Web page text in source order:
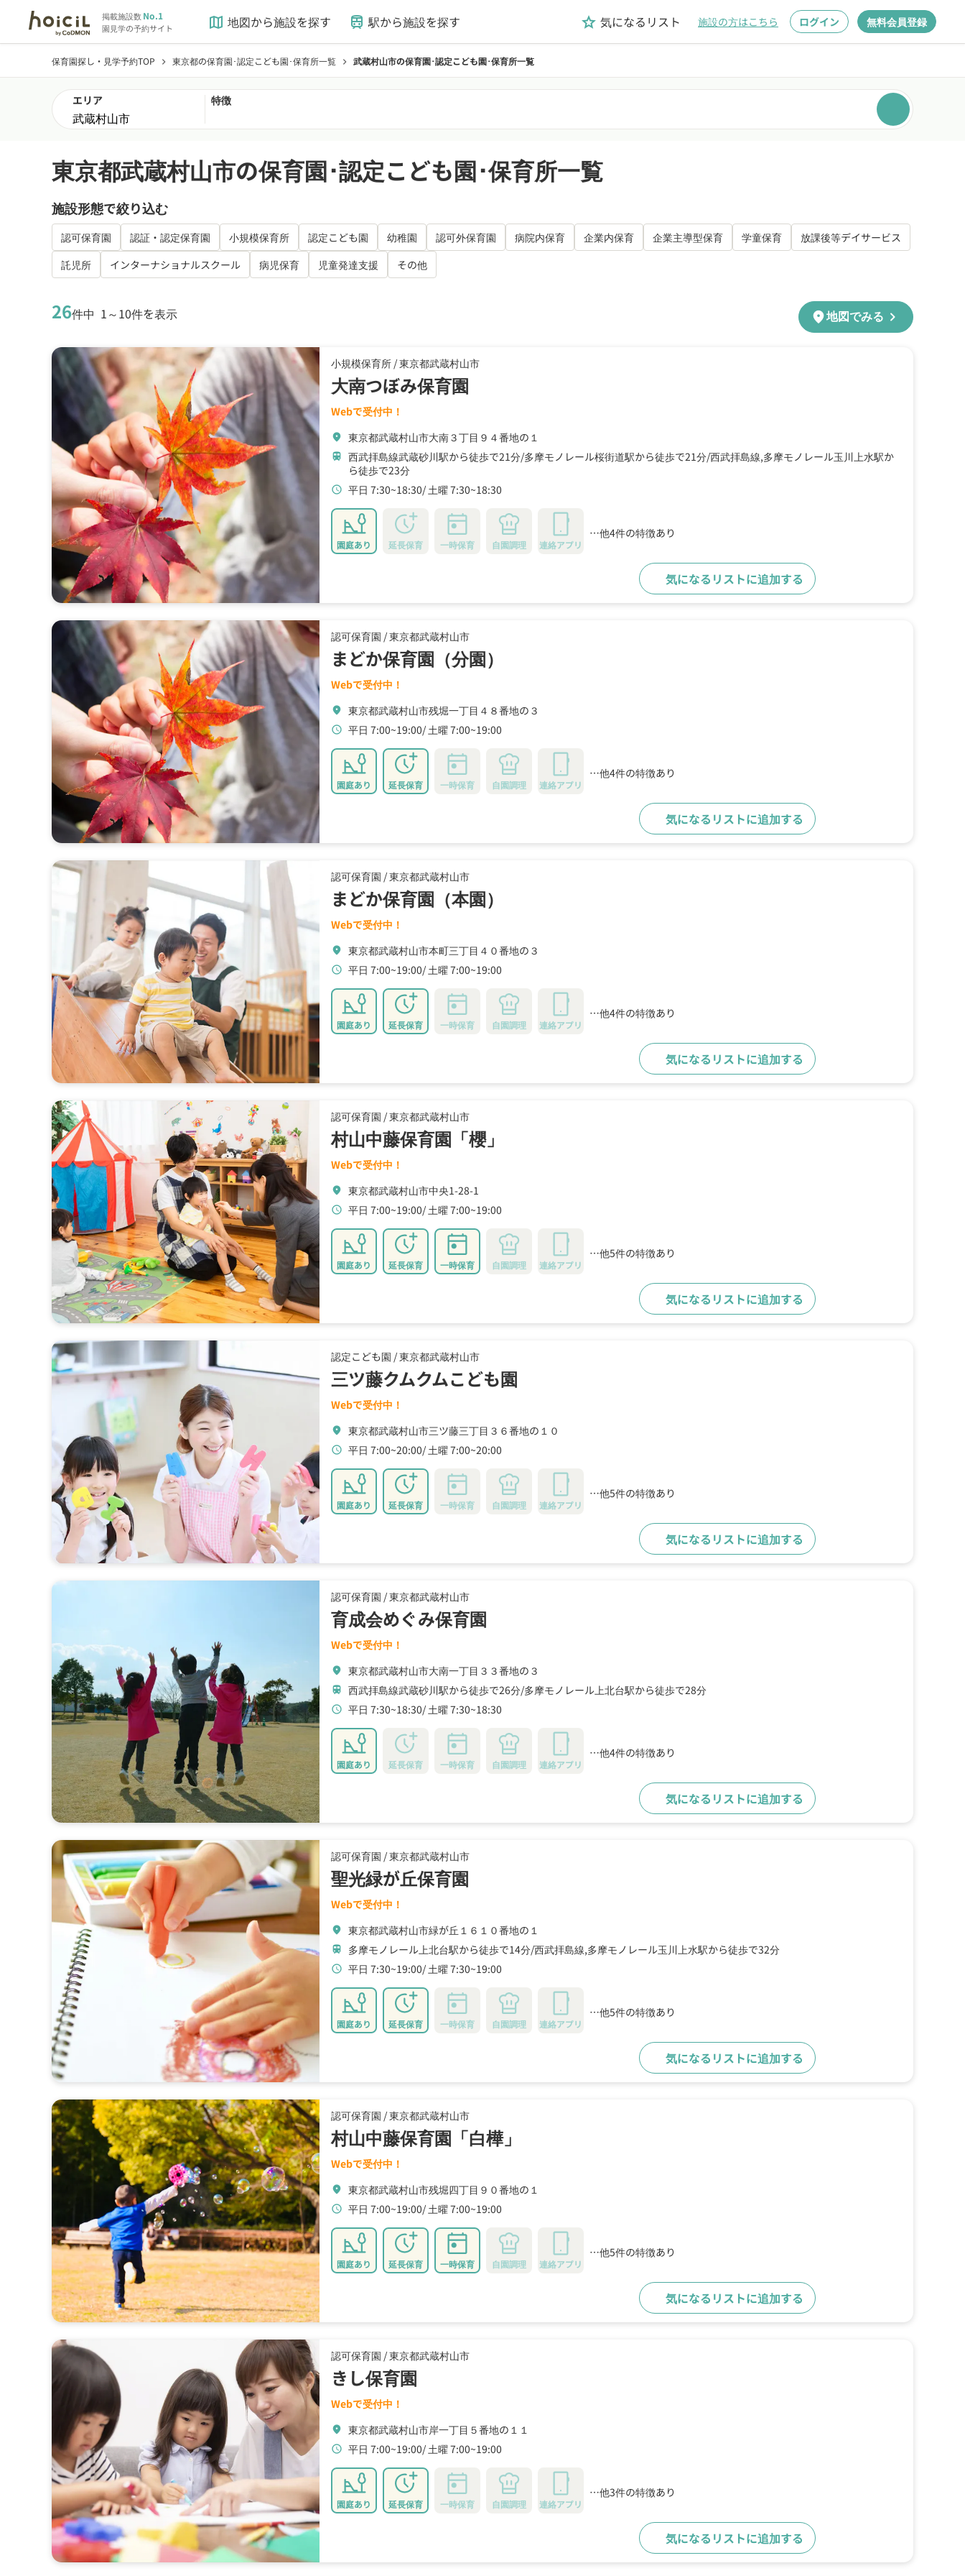
掲載施設数No.1
園見学の予約サイト map 地図から施設を探す train 駅から施設を探す grade 気になるリスト 施設の方はこちら ログイン 無料会員登録
保育園探し・見学予約TOP chevron_right 東京都の保育園･認定こども園･保育所一覧 chevron_right 武蔵村山市の保育園･認定こども園･保育所一覧
エリア 特徴
東京都武蔵村山市の保育園･認定こども園･保育所一覧
施設形態で絞り込む
認可保育園 認証・認定保育園 小規模保育所 認定こども園 幼稚園 認可外保育園 病院内保育 企業内保育 企業主導型保育 学童保育
放課後等デイサービス
託児所
インターナショナルスクール 病児保育 児童発達支援 その他
26件中 1～10件を表示 location_on地図でみる chevron_right
小規模保育所 /東京都武蔵村山市
大南つぼみ保育園
Webで受付中！
location_on 東京都武蔵村山市大南３丁目９４番地の１
train 西武拝島線武蔵砂川駅から徒歩で21分 多摩モノレール桜街道駅から徒歩で21分 西武拝島線,多摩モノレール玉川上水駅か
ら徒歩で23分
schedule 平日 7:30~18:30 土曜 7:30~18:30
園庭あり 延長保育 一時保育 自園調理 連絡アプリ
…他4件の特徴あり
気になるリストに追加する
認可保育園 /東京都武蔵村山市
まどか保育園（分園）
Webで受付中！
location_on 東京都武蔵村山市残堀一丁目４８番地の３
schedule 平日 7:00~19:00 土曜 7:00~19:00
園庭あり 延長保育 一時保育 自園調理 連絡アプリ
…他4件の特徴あり
気になるリストに追加する
認可保育園 /東京都武蔵村山市
まどか保育園（本園）
Webで受付中！
location_on 東京都武蔵村山市本町三丁目４０番地の３
schedule 平日 7:00~19:00 土曜 7:00~19:00
園庭あり 延長保育 一時保育 自園調理 連絡アプリ
…他4件の特徴あり
気になるリストに追加する
認可保育園 /東京都武蔵村山市
村山中藤保育園「櫻」
Webで受付中！
location_on 東京都武蔵村山市中央1-28-1
schedule 平日 7:00~19:00 土曜 7:00~19:00
園庭あり 延長保育 一時保育 自園調理 連絡アプリ
…他5件の特徴あり
気になるリストに追加する
認定こども園 /東京都武蔵村山市
三ツ藤クムクムこども園
Webで受付中！
location_on 東京都武蔵村山市三ツ藤三丁目３６番地の１０
schedule 平日 7:00~20:00 土曜 7:00~20:00
園庭あり 延長保育 一時保育 自園調理 連絡アプリ
…他5件の特徴あり
気になるリストに追加する
認可保育園 /東京都武蔵村山市
育成会めぐみ保育園
Webで受付中！
location_on 東京都武蔵村山市大南一丁目３３番地の３
train 西武拝島線武蔵砂川駅から徒歩で26分 多摩モノレール上北台駅から徒歩で28分
schedule 平日 7:30~18:30 土曜 7:30~18:30
園庭あり 延長保育 一時保育 自園調理 連絡アプリ
…他4件の特徴あり
気になるリストに追加する
認可保育園 /東京都武蔵村山市
聖光緑が丘保育園
Webで受付中！
location_on 東京都武蔵村山市緑が丘１６１０番地の１
train 多摩モノレール上北台駅から徒歩で14分 西武拝島線,多摩モノレール玉川上水駅から徒歩で32分
schedule 平日 7:30~19:00 土曜 7:30~19:00
園庭あり 延長保育 一時保育 自園調理 連絡アプリ
…他5件の特徴あり
気になるリストに追加する
認可保育園 /東京都武蔵村山市
村山中藤保育園「白樺」
Webで受付中！
location_on 東京都武蔵村山市残堀四丁目９０番地の１
schedule 平日 7:00~19:00 土曜 7:00~19:00
園庭あり 延長保育 一時保育 自園調理 連絡アプリ
…他5件の特徴あり
気になるリストに追加する
認可保育園 /東京都武蔵村山市
きし保育園
Webで受付中！
location_on 東京都武蔵村山市岸一丁目５番地の１１
schedule 平日 7:00~19:00 土曜 7:00~19:00
園庭あり 延長保育 一時保育 自園調理 連絡アプリ
…他3件の特徴あり
気になるリストに追加する